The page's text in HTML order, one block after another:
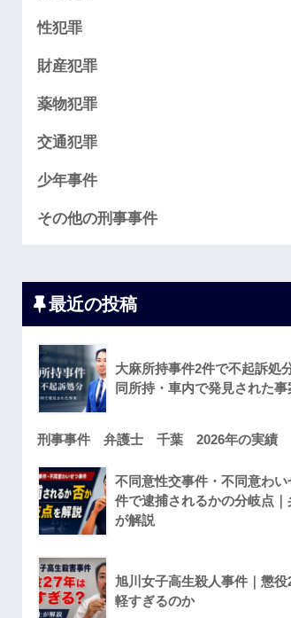
性犯罪
財産犯罪
薬物犯罪
交通犯罪
少年事件
その他の刑事事件
最近の投稿
大麻所持事件2件で不起訴処
同所持・車内で発見された事
刑事事件 弁護士 千葉 2026年の実績
不同意性交事件・不同意わい
件で逮捕されるかの分岐点｜
が解説
旭川女子高生殺人事件｜懲役
軽すぎるのか